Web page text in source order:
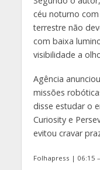
céu noturno
terrestre não
com baixa
visibilidade a
Agência
missões
disse estudar o
Curiosity e
evitou cravar
Folhapress | 06:15